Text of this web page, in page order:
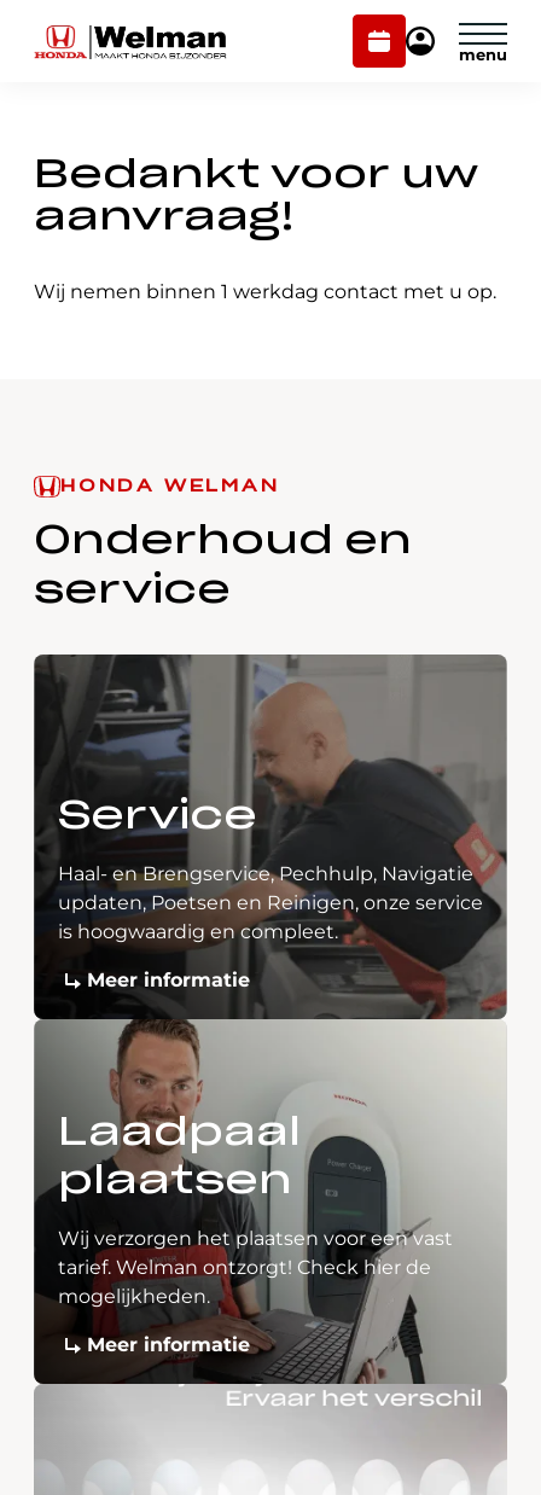
Plan
onderhoud
Mijn
Voorraad Plan onderhoud
Bedankt voor uw
aanvraag!
Wij nemen binnen 1 werkdag contact met u op.
HONDA WELMAN
Onderhoud en
service
Service
Haal- en Brengservice, Pechhulp, Navigatie
updaten, Poetsen en Reinigen, onze service
is hoogwaardig en compleet.
Meer informatie
Laadpaal
plaatsen
Wij verzorgen het plaatsen voor een vast
tarief. Welman ontzorgt! Check hier de
mogelijkheden.
Meer informatie